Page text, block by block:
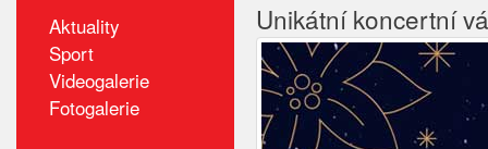
Aktuality
Sport
Videogalerie
Fotogalerie
Unikátní koncertní